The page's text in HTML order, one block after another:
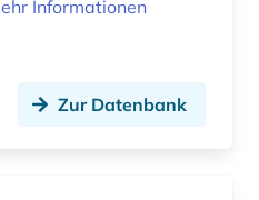
Informationen
Zur Datenbank